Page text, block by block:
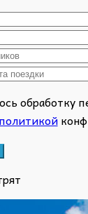
обработку
политикой